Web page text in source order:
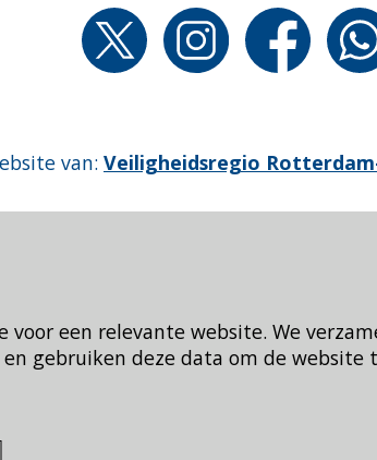
een relevante website. We
gebruiken deze data om de website
van: Veiligheidsregio